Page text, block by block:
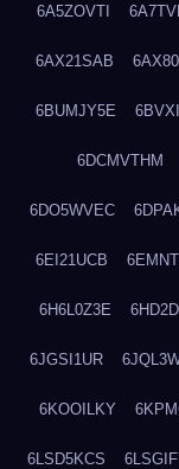
6A5ZOVTI
6AX21SAB
6BUMJY5E
6DCMVTHM
6DO5WVEC
6EI21UCB
6H6L0Z3E
6JGSI1UR
6KOOILKY
6LSD5KCS